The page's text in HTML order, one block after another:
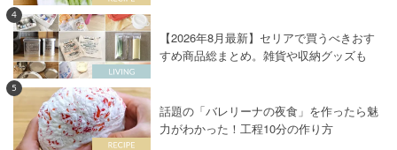
4
【2026年8月最新】セリアで買うべきおす
すめ商品総まとめ。雑貨や収納グッズも
5
話題の「バレリーナの夜食」を作ったら魅
力がわかった！工程10分の作り方